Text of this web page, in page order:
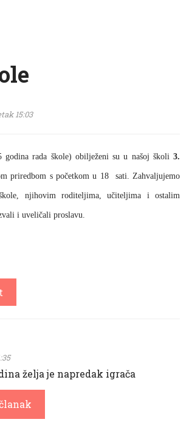
15:03
rada škole) obilježeni su u našoj školi 3.
priredbom s početkom u 18 sati. Zahvaljujemo
njihovim roditeljima, učiteljima i ostalim
i uveličali proslavu.
želja je napredak igrača